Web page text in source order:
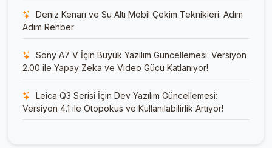
Deniz Kenarı ve Su Altı Mobil Çekim Teknikleri: Adım
Adım Rehber
Sony A7 V İçin Büyük Yazılım Güncellemesi: Versiyon
2.00 ile Yapay Zeka ve Video Gücü Katlanıyor!
Leica Q3 Serisi İçin Dev Yazılım Güncellemesi:
Versiyon 4.1 ile Otopokus ve Kullanılabilirlik Artıyor!